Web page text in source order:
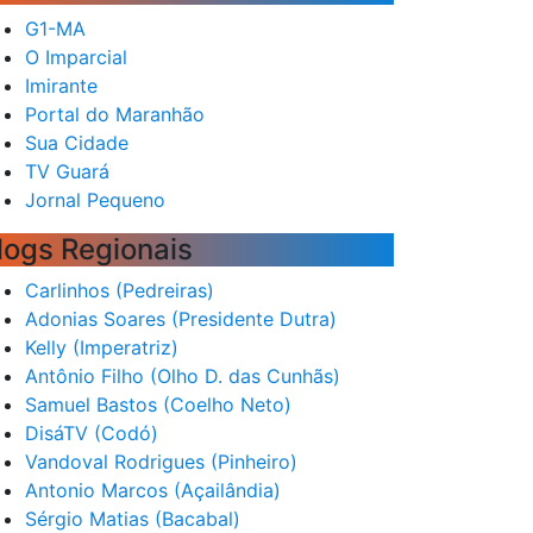
G1-MA
O Imparcial
Imirante
Portal do Maranhão
Sua Cidade
TV Guará
Jornal Pequeno
Regionais
Carlinhos (Pedreiras)
Adonias Soares (Presidente Dutra)
Kelly (Imperatriz)
Antônio Filho (Olho D. das Cunhãs)
Samuel Bastos (Coelho Neto)
DisáTV (Codó)
Vandoval Rodrigues (Pinheiro)
Antonio Marcos (Açailândia)
Sérgio Matias (Bacabal)